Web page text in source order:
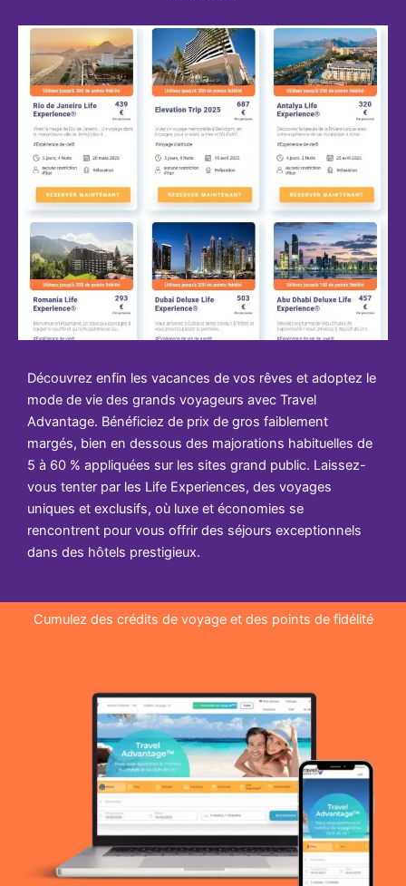
Découvrez enfin les vacances de vos rêves et adoptez le
mode de vie des grands voyageurs avec Travel
Advantage. Bénéficiez de prix de gros faiblement
margés, bien en dessous des majorations habituelles de
5 à 60 % appliquées sur les sites grand public. Laissez-
vous tenter par les Life Experiences, des voyages
uniques et exclusifs, où luxe et économies se
rencontrent pour vous offrir des séjours exceptionnels
dans des hôtels prestigieux.
Cumulez des crédits de voyage et des points de fidélité